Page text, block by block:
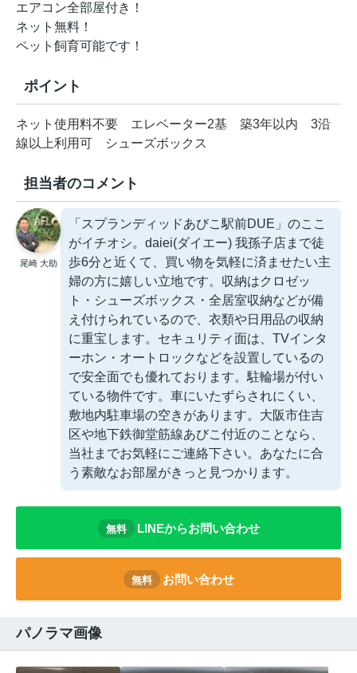
エアコン全部屋付き！
ネット無料！
ペット飼育可能です！
ポイント
ネット使用料不要 エレベーター2基 築3年以内
3沿
線以上利用可
シューズボックス
担当者のコメント
尾崎 大助
「スプランディッドあびこ駅前DUE」のここ
がイチオシ。daiei(ダイエー) 我孫子店まで徒
歩6分と近くて、買い物を気軽に済ませたい主
婦の方に嬉しい立地です。収納はクロゼッ
ト・シューズボックス・全居室収納などが備
え付けられているので、衣類や日用品の収納
に重宝します。セキュリティ面は、TVインタ
ーホン・オートロックなどを設置しているの
で安全面でも優れております。駐輪場が付い
ている物件です。車にいたずらされにくい、
敷地内駐車場の空きがあります。大阪市住吉
区や地下鉄御堂筋線あびこ付近のことなら、
当社までお気軽にご連絡下さい。あなたに合
う素敵なお部屋がきっと見つかります。
無料 LINEからお問い合わせ
無料 お問い合わせ
パノラマ画像